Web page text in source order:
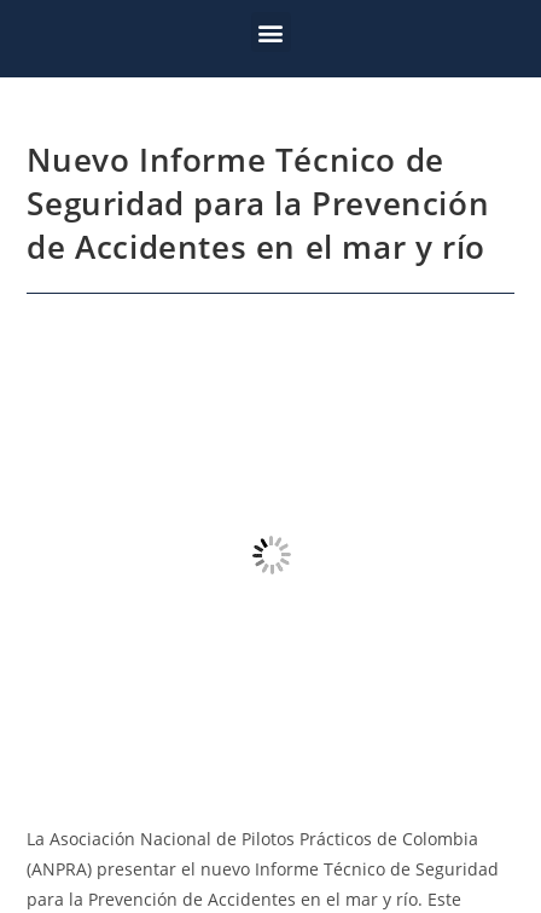
Nuevo Informe Técnico de
Seguridad para la Prevención
de Accidentes en el mar y río
La Asociación Nacional de Pilotos Prácticos de Colombia
(ANPRA) presentar el nuevo Informe Técnico de Seguridad
para la Prevención de Accidentes en el mar y río. Este